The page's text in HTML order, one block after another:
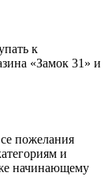
к
«Замок 31» и
пожелания
и
начинающему